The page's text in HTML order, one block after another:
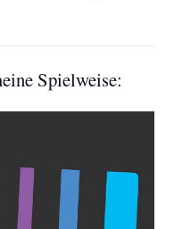
Spielweise: